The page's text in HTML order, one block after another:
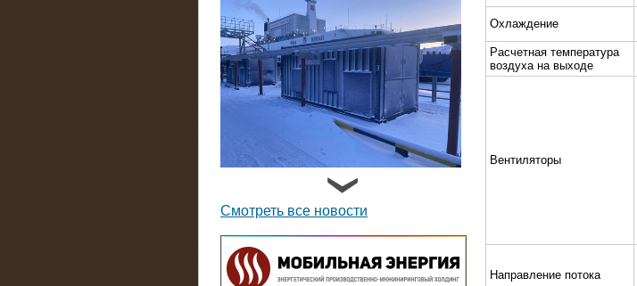
На Коломенский завод поставлено 8
нагрузочных модулей постоянного
тока мощностью по 3600 кВт каждый
Смотреть все новости
Охлаждение
Расчетная температура
воздуха на выходе
Вентиляторы
Направление потока